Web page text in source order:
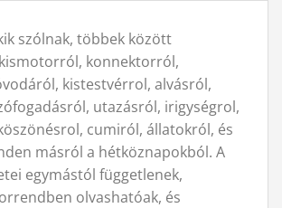
szólnak, többek között
konnektorról,
kistestvérrol, alvásról,
utazásról, irigységrol,
cumiról, állatokról, és
másról a hétköznapokból. A
egymástól függetlenek,
olvashatóak, és